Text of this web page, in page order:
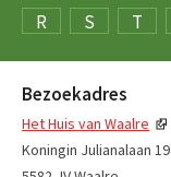
R
S T
Bezoekadres
Het Huis van Waalre
Koningin Julianalaan 19